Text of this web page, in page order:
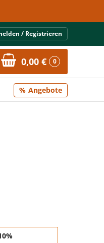
/ Registrieren
0,00 € 0
Angebote